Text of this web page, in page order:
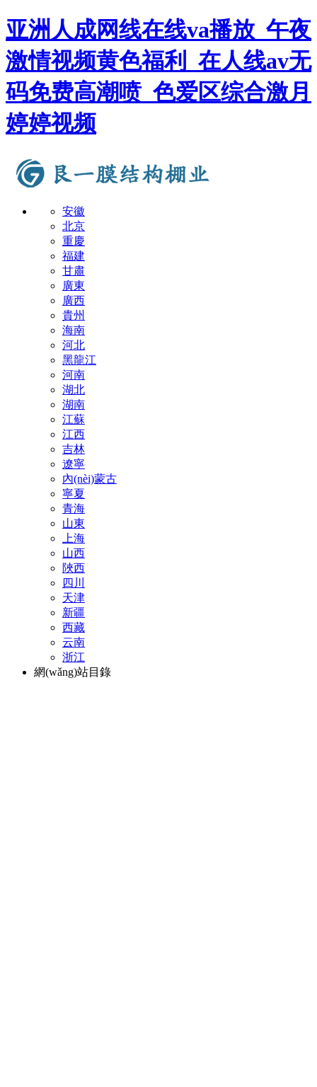
亚洲人成网线在线va播放_午夜
激情视频黄色福利_在人线av无
码免费高潮喷_色爱区综合激月
婷婷视频
安徽
北京
重慶
福建
甘肅
廣東
廣西
貴州
海南
河北
黑龍江
河南
湖北
湖南
江蘇
江西
吉林
遼寧
內(nèi)蒙古
寧夏
青海
山東
上海
山西
陜西
四川
天津
新疆
西藏
云南
浙江
網(wǎng)站目錄